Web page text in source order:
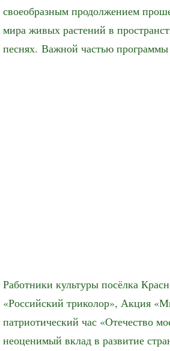
своеобразным продолжением
мира живых растений в
песнях. Важной частью программы
Работники культуры посёлка
«Российский триколор», Акция
патриотический час «Отечество
неоценимый вклад в развитие